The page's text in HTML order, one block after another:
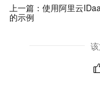
上一篇： 使用阿里云
的示例